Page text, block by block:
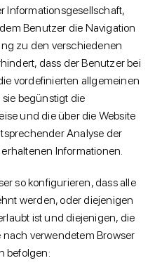
Informationsgesellschaft,
Benutzer die Navigation
zu den verschiedenen
dass der Benutzer bei
vordefinierten allgemeinen
begünstigt die
und die über die Website
Analyse der
Informationen.
so konfigurieren, dass alle
werden, oder diejenigen
ist und diejenigen, die
verwendetem Browser
befolgen: